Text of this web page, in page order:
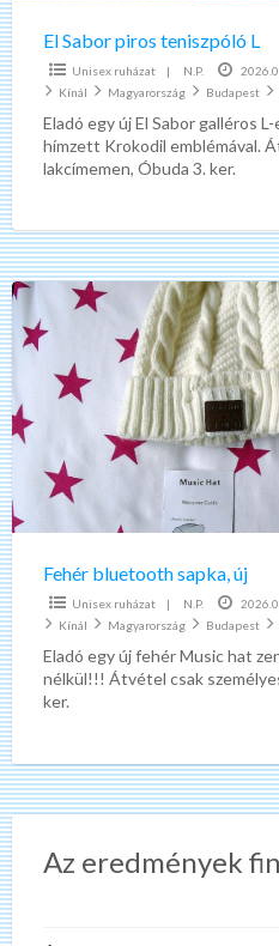
El Sabor piros teniszpóló L
Unisex ruházat | N.P.
Kínál
Magyarország Budapest
Eladó egy új El Sabor galléros
hímzett Krokodil emblémával.
lakcímemen, Óbuda 3. ker.
Fehér
bluetooth
sapka,
új
Fehér bluetooth sapka, új
Unisex ruházat | N.P.
Kínál
Magyarország Budapest
Eladó egy új fehér Music hat
nélkül!!! Átvétel csak
ker.
Az eredmények